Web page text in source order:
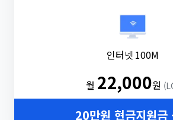
인터넷 100M
월 22,000원
20만원 현금지원금